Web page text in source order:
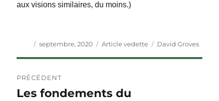
aux visions similaires, du moins.)
Auteur
Publié
septembre, 2020 Catégories
Article vedette Étiquettes
David Groves
de
PRÉCÉDENT
Article
Les fondements du